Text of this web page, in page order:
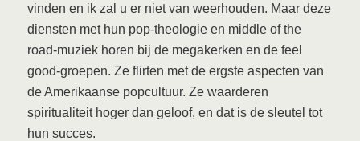
vinden en ik zal u er niet van weerhouden. Maar deze
diensten met hun pop-theologie en middle of the
road-muziek horen bij de megakerken en de feel
good-groepen. Ze flirten met de ergste aspecten van
de Amerikaanse popcultuur. Ze waarderen
spiritualiteit hoger dan geloof, en dat is de sleutel tot
hun succes.